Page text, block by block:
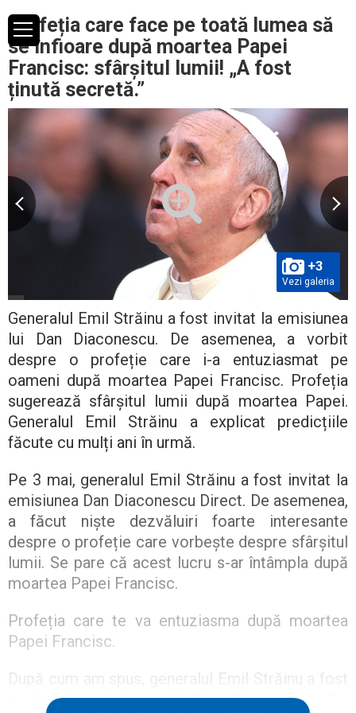
Profeția care face pe toată lumea să
se înfioare după moartea Papei
Francisc: sfârșitul lumii! „A fost
ținută secretă.”
+3
Vezi galeria
Generalul Emil Străinu a fost invitat la emisiunea
lui Dan Diaconescu. De asemenea, a vorbit
despre o profeție care i-a entuziasmat pe
oameni după moartea Papei Francisc. Profeția
sugerează sfârșitul lumii după moartea Papei.
Generalul Emil Străinu a explicat predicțiile
făcute cu mulți ani în urmă.
Pe 3 mai, generalul Emil Străinu a fost invitat la
emisiunea Dan Diaconescu Direct. De asemenea,
a făcut niște dezvăluiri foarte interesante
despre o profeție care vorbește despre sfârșitul
lumii. Se pare că acest lucru s-ar întâmpla după
moartea Papei Francisc.
Profeția care te va entuziasma după moartea
Papei Francisc.
invitat la emisiunea lui Dan Diaconescu. De